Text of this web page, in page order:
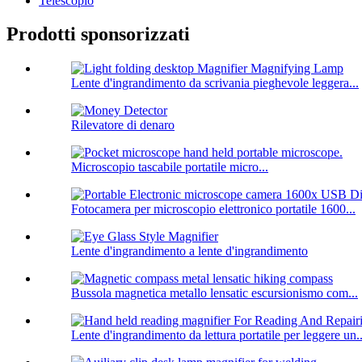
Prodotti sponsorizzati
Lente d'ingrandimento da scrivania pieghevole leggera...
Rilevatore di denaro
Microscopio tascabile portatile micro...
Fotocamera per microscopio elettronico portatile 1600...
Lente d'ingrandimento a lente d'ingrandimento
Bussola magnetica metallo lensatic escursionismo com...
Lente d'ingrandimento da lettura portatile per leggere